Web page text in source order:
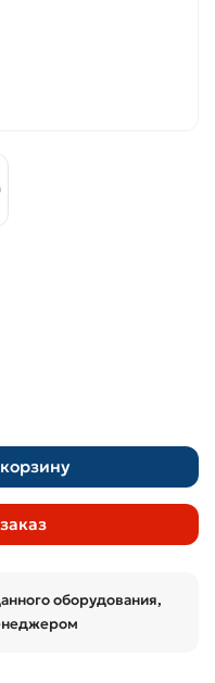
оборудования,